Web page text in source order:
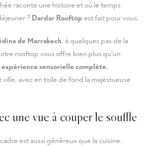
raconte une histoire et où le temps
? Dardar Rooftop est fait pour vous.
de Marrakech, à quelques pas de la
rooftop vous offre bien plus qu'un
expérience sensorielle complète,
avec en toile de fond la majestueuse
une vue à couper le souffle
est aussi généreux que la cuisine.